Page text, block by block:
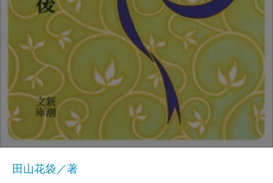
田山花袋／著